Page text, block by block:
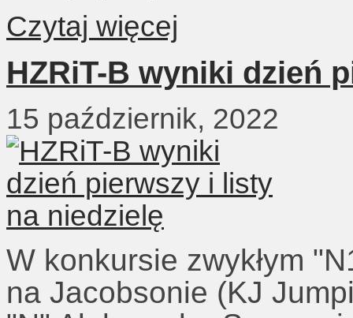
Czytaj więcej
HZRiT-B wyniki dzień
15 październik, 2022
W konkursie zwykłym
na Jacobsonie (KJ